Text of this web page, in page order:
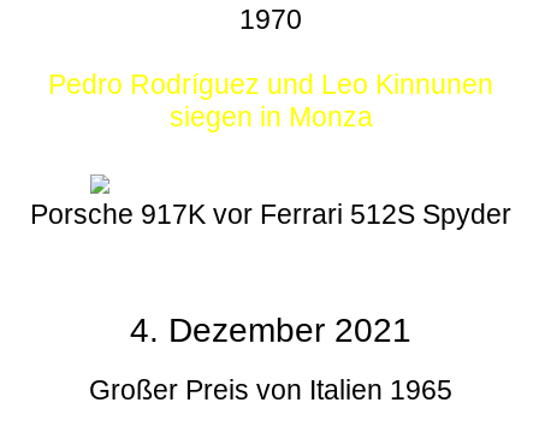
1970
Pedro Rodríguez und Leo Kinnunen
siegen in Monza
Porsche 917K vor Ferrari 512S Spyder
4. Dezember 2021
Großer Preis von Italien 1965